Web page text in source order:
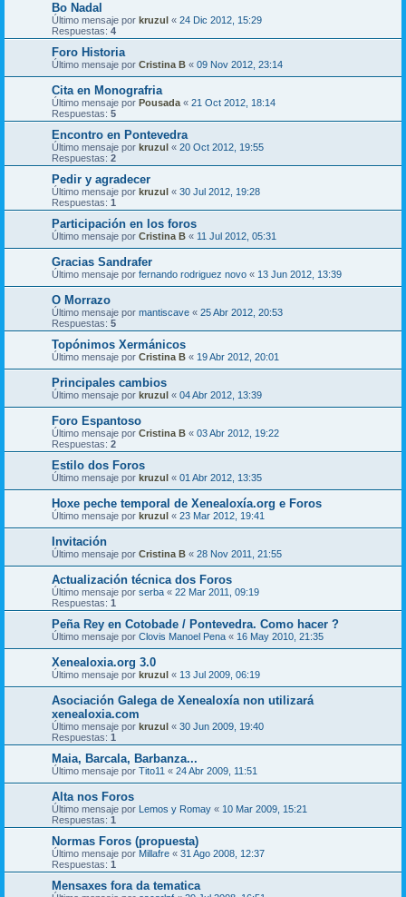
Bo Nadal
Último mensaje por kruzul « 24 Dic 2012, 15:29
Respuestas: 4
Foro Historia
Último mensaje por Cristina B « 09 Nov 2012, 23:14
Cita en Monografria
Último mensaje por Pousada « 21 Oct 2012, 18:14
Respuestas: 5
Encontro en Pontevedra
Último mensaje por kruzul « 20 Oct 2012, 19:55
Respuestas: 2
Pedir y agradecer
Último mensaje por kruzul « 30 Jul 2012, 19:28
Respuestas: 1
Participación en los foros
Último mensaje por Cristina B « 11 Jul 2012, 05:31
Gracias Sandrafer
Último mensaje por fernando rodriguez novo « 13 Jun 2012, 13:39
O Morrazo
Último mensaje por mantiscave « 25 Abr 2012, 20:53
Respuestas: 5
Topónimos Xermánicos
Último mensaje por Cristina B « 19 Abr 2012, 20:01
Principales cambios
Último mensaje por kruzul « 04 Abr 2012, 13:39
Foro Espantoso
Último mensaje por Cristina B « 03 Abr 2012, 19:22
Respuestas: 2
Estilo dos Foros
Último mensaje por kruzul « 01 Abr 2012, 13:35
Hoxe peche temporal de Xenealoxía.org e Foros
Último mensaje por kruzul « 23 Mar 2012, 19:41
Invitación
Último mensaje por Cristina B « 28 Nov 2011, 21:55
Actualización técnica dos Foros
Último mensaje por serba « 22 Mar 2011, 09:19
Respuestas: 1
Peña Rey en Cotobade / Pontevedra. Como hacer ?
Último mensaje por Clovis Manoel Pena « 16 May 2010, 21:35
Xenealoxia.org 3.0
Último mensaje por kruzul « 13 Jul 2009, 06:19
Asociación Galega de Xenealoxía non utilizará
xenealoxia.com
Último mensaje por kruzul « 30 Jun 2009, 19:40
Respuestas: 1
Maia, Barcala, Barbanza...
Último mensaje por Tito11 « 24 Abr 2009, 11:51
Alta nos Foros
Último mensaje por Lemos y Romay « 10 Mar 2009, 15:21
Respuestas: 1
Normas Foros (propuesta)
Último mensaje por Millafre « 31 Ago 2008, 12:37
Respuestas: 1
Mensaxes fora da tematica